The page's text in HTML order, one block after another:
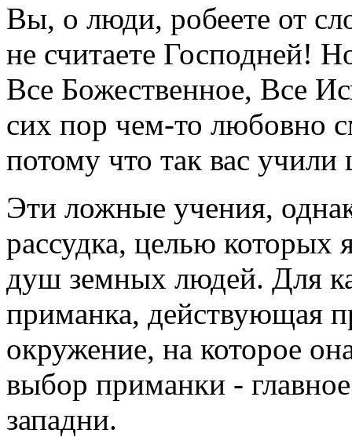
Вы, о люди, робеете от
не считаете Господней!
Все Божественное, Все
сих пор чем-то любовно
потому что так вас учили
Эти ложные учения,
рассудка, целью которых
душ земных людей. Для
приманка, действующая
окружение, на которое
выбор приманки -
западни.